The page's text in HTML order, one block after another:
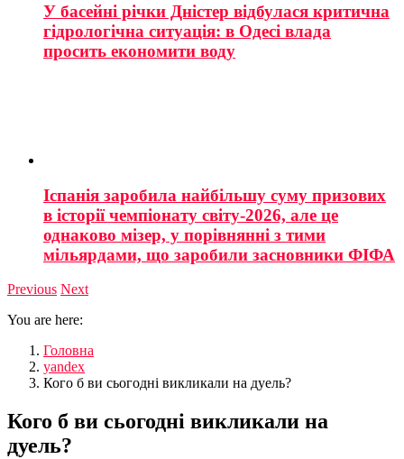
У басейні річки Дністер відбулася критична
гідрологічна ситуація: в Одесі влада
просить економити воду
Іспанія заробила найбільшу суму призових
в історії чемпіонату світу-2026, але це
однаково мізер, у порівнянні з тими
мільярдами, що заробили засновники ФІФА
Previous Next
You are here:
Головна
yandex
Кого б ви сьогодні викликали на дуель?
Кого б ви сьогодні викликали на
дуель?